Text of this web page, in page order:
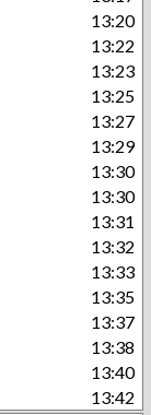
13:20
13:22
13:23
13:25
13:27
13:29
13:30
13:30
13:31
13:32
13:33
13:35
13:37
13:38
13:40
13:42